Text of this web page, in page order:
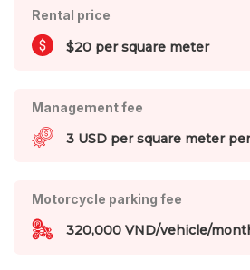
Rental price
$20 per square meter
Management fee
3 USD per square meter
Motorcycle parking fee
320,000 VND/vehicle/